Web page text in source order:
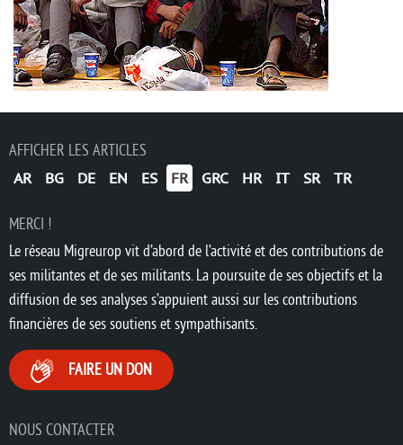
AFFICHER LES ARTICLES
AR BG DE EN ES FR GRC HR IT SR TR
NOUS CONTACTER
MERCI !
Le réseau Migreurop vit d’abord de l’activité et des contributions de
ses militantes et de ses militants. La poursuite de ses objectifs et la
diffusion de ses analyses s’appuient aussi sur les contributions
financières de ses soutiens et sympathisants.
FAIRE UN DON